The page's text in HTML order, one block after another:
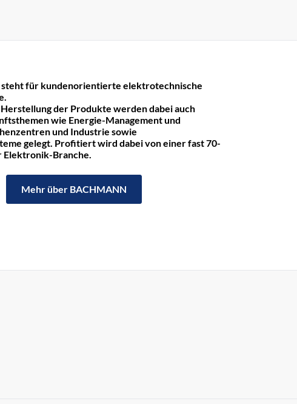
für kundenorientierte elektrotechnische
der Produkte werden dabei auch
wie Energie-Management und
und Industrie sowie
gelegt. Profitiert wird dabei von einer fast 70-
Elektronik-Branche.
Mehr über BACHMANN